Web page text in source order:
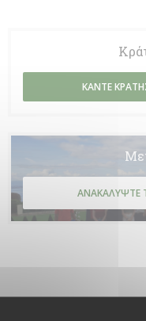
ΚΆΝΤΕ
ΑΝΑΚΑΛΎΨΤΕ